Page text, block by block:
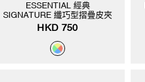
ESSENTIAL 經典
SIGNATURE 纖巧型摺疊皮夾
HKD 750